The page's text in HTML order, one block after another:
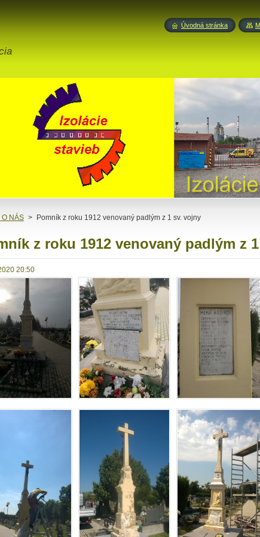
O NÁS > Pomník z roku 1912 venovaný padlým z 1 sv. vojny
z roku 1912 venovaný padlým z
20:50
Úvodná stránka